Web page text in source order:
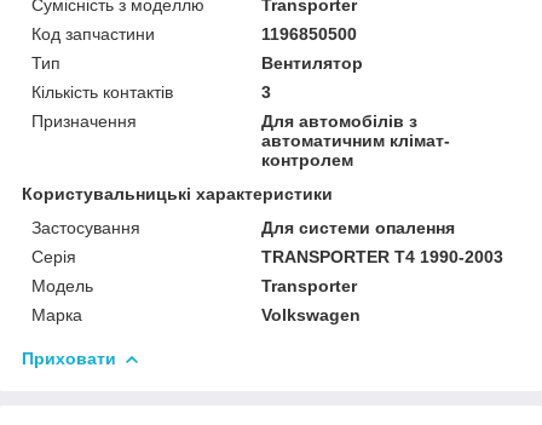
Сумісність з моделлю
Transporter
Код запчастини
1196850500
Тип
Вентилятор
Кількість контактів
3
Призначення
Для автомобілів з
автоматичним клімат-
контролем
Користувальницькі характеристики
Застосування
Для системи опалення
Серія
TRANSPORTER T4 1990-2003
Модель
Transporter
Марка
Volkswagen
Приховати